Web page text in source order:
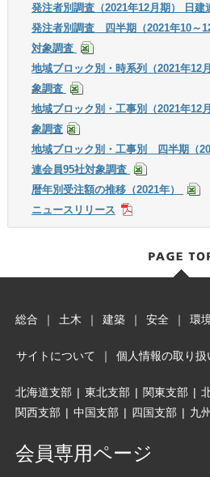
発注者別調査（2021年12月期） 日建
発注者別調査 四半期（2021年10～
対象調査
地域ブロック別・時系列（2021年12
象調査
地域ブロック別・工事別（2021年12
象調査
地域ブロック別・工事別 四半期（
連会員95社対象調査
暦年別受注額の推移（2021年）
ニュースリリース
総合 ｜ 土木 ｜ 建築 ｜ 安全 ｜ 環
サイトについて ｜ 個人情報の取り扱
北海道支部 | 東北支部 | 関東支部 |
関西支部 | 中国支部 | 四国支部 | 九
会員専用ページ